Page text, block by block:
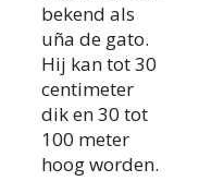
bekend als
uña de gato.
Hij kan tot 30
centimeter
dik en 30 tot
100 meter
hoog worden.